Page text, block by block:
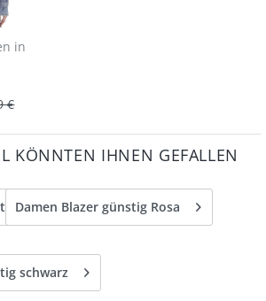
in
€
KÖNNTEN IHNEN GEFALLEN
Blau
Damen Blazer günstig Rosa
schwarz